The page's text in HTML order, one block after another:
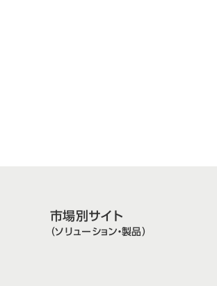
市場別サイト
（ソリューション・製品）